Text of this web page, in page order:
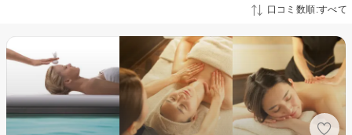
口コミ数順:すべて